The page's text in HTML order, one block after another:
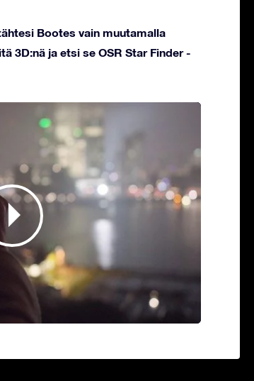
Bootes vain muutamalla
3D:nä ja etsi se OSR Star Finder -